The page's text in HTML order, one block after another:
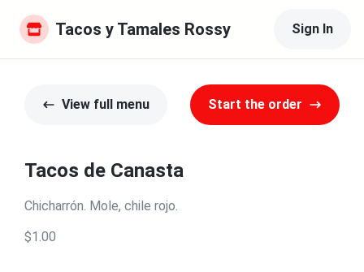
Tacos y Tamales Rossy Sign In
View full menu Start the order
Tacos de Canasta
Chicharrón. Mole, chile rojo.
$1.00